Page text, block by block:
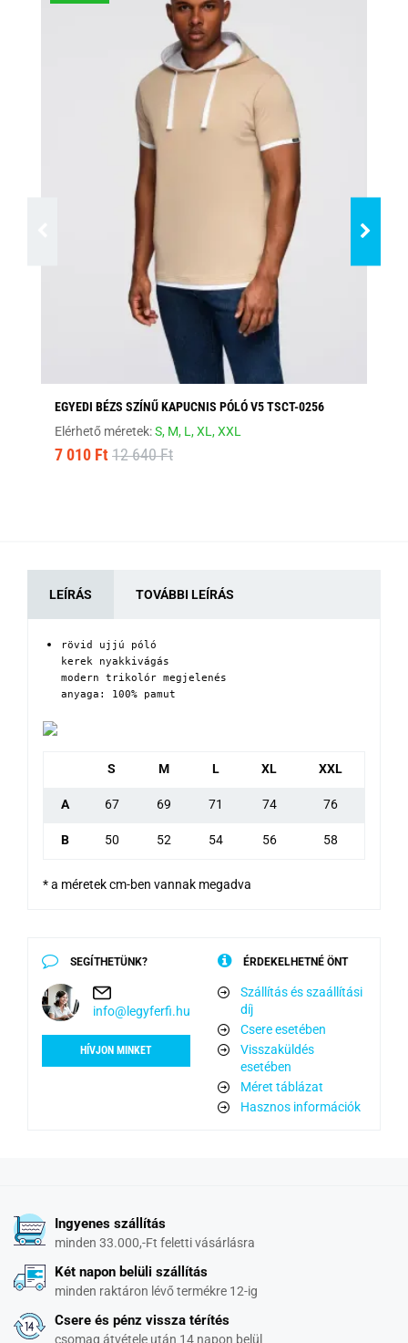
EGYEDI BÉZS SZÍNŰ KAPUCNIS PÓLÓ V5 TSCT-0256
Elérhető méretek:S, M, L,XL,XXL
7 010 Ft 12 640 Ft
LEÍRÁS TOVÁBBI LEÍRÁS
rövid ujjú póló
kerek nyakkivágás
modern trikolór megjelenés
anyaga: 100% pamut
S M L XL XXL
A 67 69 71 74 76
B 50 52 54 56 58
* a méretek cm-ben vannak megadva
SEGÍTHETÜNK?
info@legyferfi.hu
HÍVJON MINKET
ÉRDEKELHETNÉ ÖNT
Szállítás és szaállítási
díj
Csere esetében
Visszaküldés
esetében
Méret táblázat
Hasznos információk
Ingyenes szállítás
minden 33.000,-Ft feletti vásárlásra
Két napon belüli szállítás
minden raktáron lévő termékre 12-ig
Csere és pénz vissza térítés
csomag átvétele után 14 napon belül